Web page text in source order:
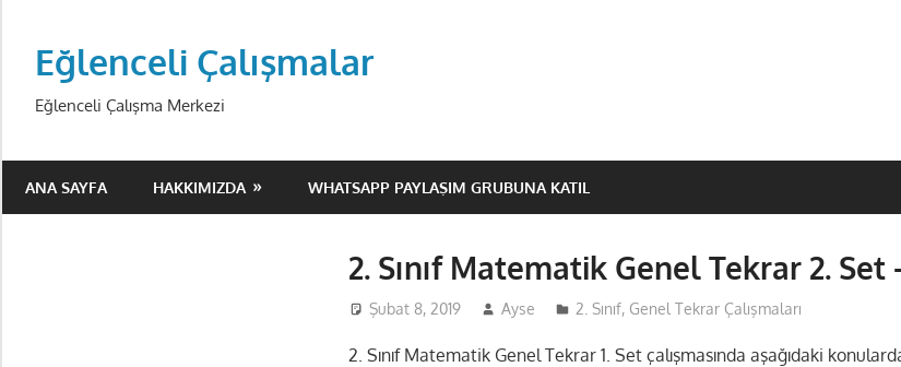
contentEğlenceli Çalışmalar
Eğlenceli Çalışma Merkezi
ANA SAYFA HAKKIMIZDA WHATSAPP PAYLAŞIM GRUBUNA KATIL
2. Sınıf Matematik Genel Tekrar 2. Set
Şubat 8, 2019 Ayse 2. Sınıf, Genel Tekrar Çalışmaları
2. Sınıf Matematik Genel Tekrar 1. Set çalışmasında aşağıdaki